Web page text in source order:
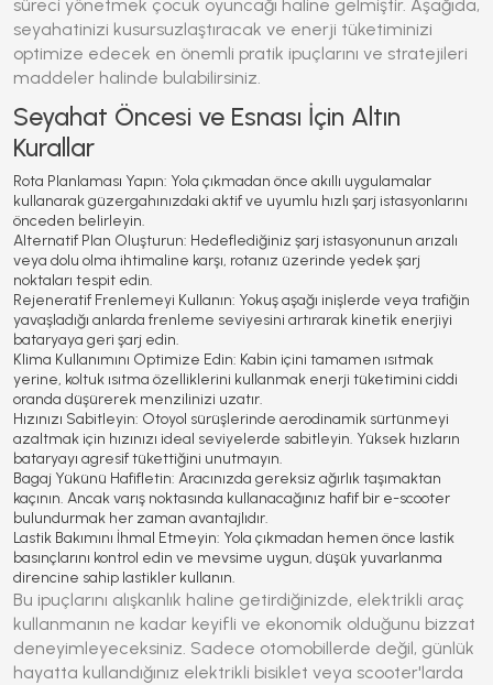
süreci yönetmek çocuk oyuncağı haline gelmiştir. Aşağıda,
seyahatinizi kusursuzlaştıracak ve enerji tüketiminizi
optimize edecek en önemli pratik ipuçlarını ve stratejileri
maddeler halinde bulabilirsiniz.
Seyahat Öncesi ve Esnası İçin Altın
Kurallar
Rota Planlaması Yapın: Yola çıkmadan önce akıllı uygulamalar
kullanarak güzergahınızdaki aktif ve uyumlu hızlı şarj istasyonlarını
önceden belirleyin.
Alternatif Plan Oluşturun: Hedeflediğiniz şarj istasyonunun arızalı
veya dolu olma ihtimaline karşı, rotanız üzerinde yedek şarj
noktaları tespit edin.
Rejeneratif Frenlemeyi Kullanın: Yokuş aşağı inişlerde veya trafiğin
yavaşladığı anlarda frenleme seviyesini artırarak kinetik enerjiyi
bataryaya geri şarj edin.
Klima Kullanımını Optimize Edin: Kabin içini tamamen ısıtmak
yerine, koltuk ısıtma özelliklerini kullanmak enerji tüketimini ciddi
oranda düşürerek menzilinizi uzatır.
Hızınızı Sabitleyin: Otoyol sürüşlerinde aerodinamik sürtünmeyi
azaltmak için hızınızı ideal seviyelerde sabitleyin. Yüksek hızların
bataryayı agresif tükettiğini unutmayın.
Bagaj Yükünü Hafifletin: Aracınızda gereksiz ağırlık taşımaktan
kaçının. Ancak varış noktasında kullanacağınız hafif bir e-scooter
bulundurmak her zaman avantajlıdır.
Lastik Bakımını İhmal Etmeyin: Yola çıkmadan hemen önce lastik
basınçlarını kontrol edin ve mevsime uygun, düşük yuvarlanma
direncine sahip lastikler kullanın.
Bu ipuçlarını alışkanlık haline getirdiğinizde, elektrikli araç
kullanmanın ne kadar keyifli ve ekonomik olduğunu bizzat
deneyimleyeceksiniz. Sadece otomobillerde değil, günlük
hayatta kullandığınız elektrikli bisiklet veya scooter'larda